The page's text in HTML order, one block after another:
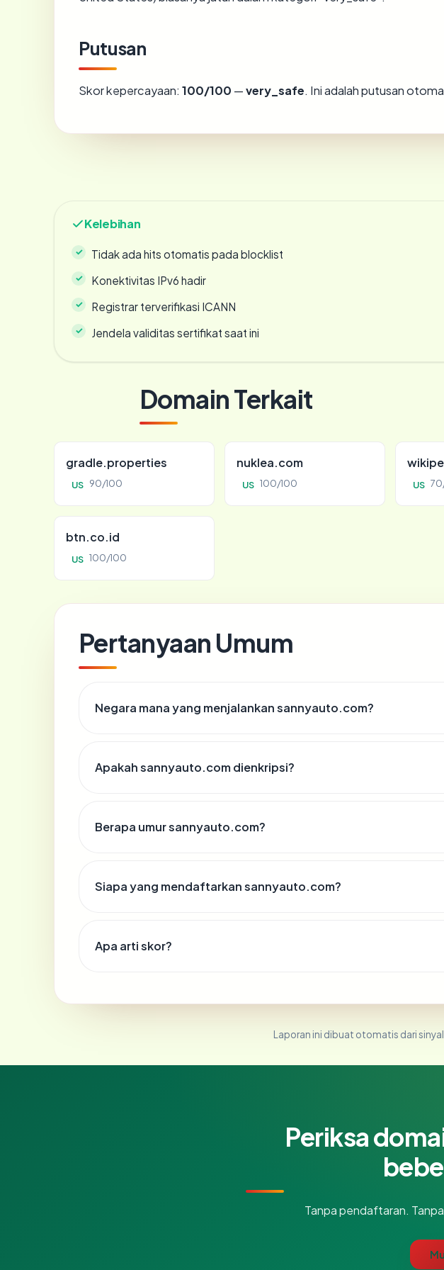
Putusan
Skor kepercayaan: 100/100 —very_safe. Ini adalah putusan
Kelebihan
Tidak ada hits otomatis pada blocklist
Konektivitas IPv6 hadir
Registrar terverifikasi ICANN
Jendela validitas sertifikat saat ini
Domain Terkait
gradle.properties
US 90/100
nuklea.com
US 100/100 US
btn.co.id
US 100/100
Pertanyaan Umum
Negara mana yang menjalankan sannyauto.com?
Apakah sannyauto.com dienkripsi?
Berapa umur sannyauto.com?
Siapa yang mendaftarkan sannyauto.com?
Apa arti skor?
Laporan ini dibuat otomatis dari
Periksa
Tanpa pendaftaran.